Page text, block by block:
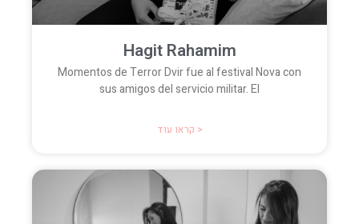
Hagit Rahamim
Momentos de Terror Dvir fue al festival Nova con
sus amigos del servicio militar. El
קראו עוד >